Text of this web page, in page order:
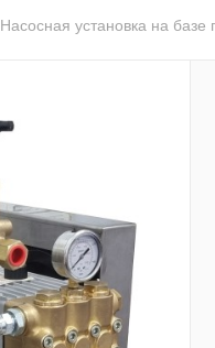
Насосная установка на